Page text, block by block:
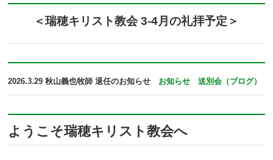
＜瑞穂キリスト教会 3-4月の礼拝予定＞
2026.3.29 秋山義也牧師 退任のお知らせ お知らせ 送別会（ブログ）
ようこそ瑞穂キリスト教会へ